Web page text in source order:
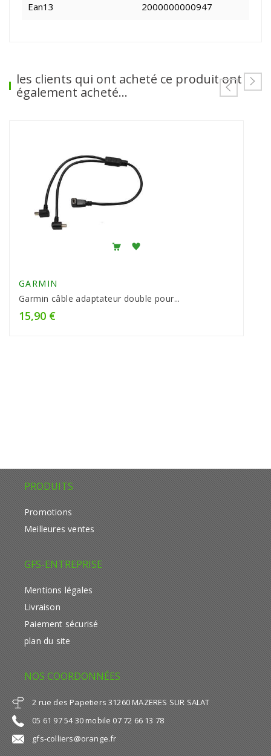
Ean13
2000000000947
les clients qui ont acheté ce produit ont
également acheté...
Prix
15,90 €
GARMIN
Garmin câble adaptateur double pour...
PRODUITS
Promotions
Meilleures ventes
GFS-ENTREPRISE
Mentions légales
Livraison
Paiement sécurisé
plan du site
NOS COORDONNÉES
2 rue des Papetiers 31260 MAZERES SUR SALAT
05 61 97 54 30 mobile 07 72 66 13 78
gfs-colliers@orange.fr